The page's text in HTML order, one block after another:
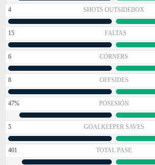
4 SHOTS OUTSIDEBOX
15 FALTAS
6 CÓRNERS
8 OFFSIDES
47% POSESIÓN
5 GOALKEEPER SAVES
401 TOTAL PASE